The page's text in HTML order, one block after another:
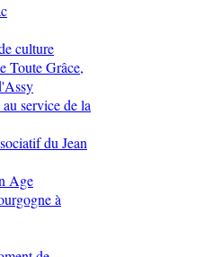
culture
Toute Grâce,
service de la
du Jean
Age
à